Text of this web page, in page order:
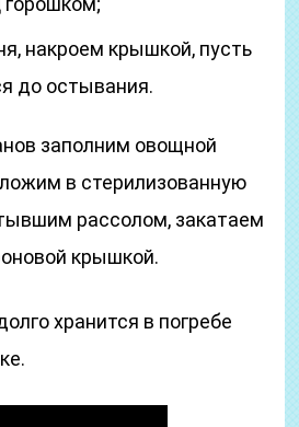
накроем крышкой, пусть
до остывания.
заполним овощной
в стерилизованную
рассолом, закатаем
крышкой.
хранится в погребе